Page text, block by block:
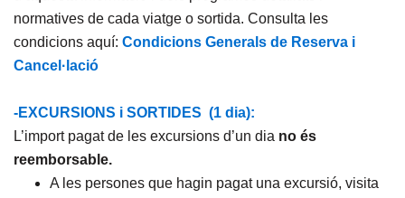
normatives de cada viatge o sortida. Consulta les
condicions aquí: Condicions Generals de Reserva i
Cancel·lació
-EXCURSIONS i SORTIDES (1 dia):
L’import pagat de les excursions d’un dia no és
reemborsable.
A les persones que hagin pagat una excursió, visita